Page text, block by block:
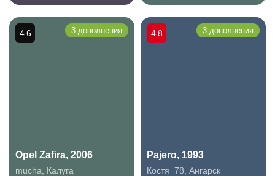
Opel Zafira, 2006
mucha
Калуга
4.6 3 дополнения
Pajero, 1993
Костя_78 Ангарск
4.8 3 дополнения